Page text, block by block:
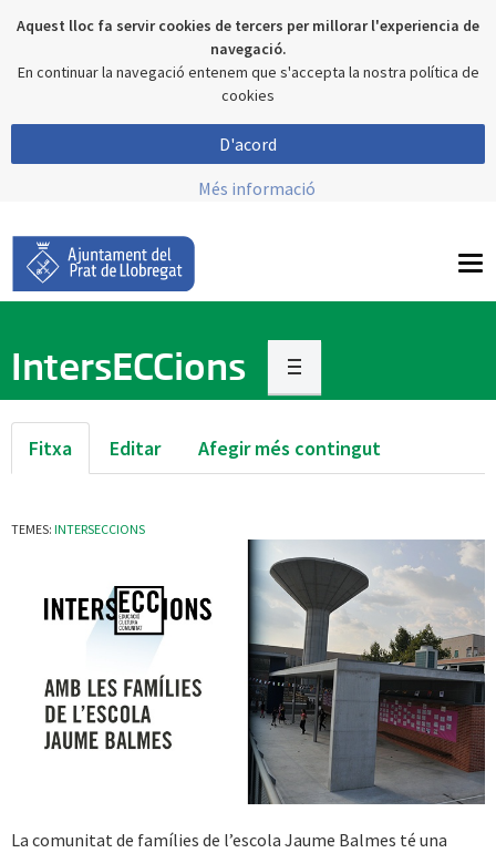
Aquest lloc fa servir cookies de tercers per millorar l'experiencia de
navegació.
En continuar la navegació entenem que s'accepta la nostra política de
cookies
D'acord
Més informació
IntersECCions
Fitxa Editar Afegir més contingut
TEMES: INTERSECCIONS
La comunitat de famílies de l’escola Jaume Balmes té una